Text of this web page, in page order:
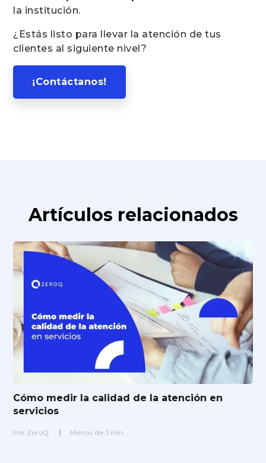
la institución.
¿Estás listo para llevar la atención de tus
clientes al siguiente nivel?
¡Contáctanos!
Artículos relacionados
Cómo medir la calidad de la atención en
servicios
Por ZeroQ Menos de 3 min.